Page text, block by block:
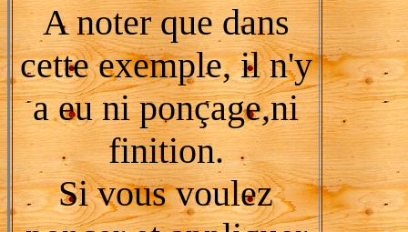
A noter que dans
cette exemple, il n'y
a eu ni ponçage,ni
finition.
Si vous voulez